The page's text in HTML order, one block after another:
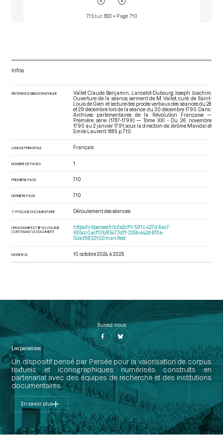
715 sur 800 • Page 710
Infos
RÉFÉRENCE BIBLIOGRAPHIQUE
Vallet Claude Benjamin, Lancelot-Dubourg Joseph Joachim.
Ouverture de la séance, serment de M. Vallet, curé de Saint-
Louis de Gien et lecture des procès verbaux des séances du 28
et 29 décembre lors de la séance du 30 décembre 1790. Dans :
Archives parlementaires de la Révolution Française —
Première série (1787-1799) — Tome XXI - Du 26 novembre
1790 au 2 janvier 1791 , sous la direction de Jérôme Mavidal et
Emile Laurent. 1885. p. 710.
LANGUE PRINCIPALE Français
NOMBRE DE PAGES 1
PREMIÈRE PAGE 710
DERNIÈRE PAGE 710
TYPOLOGIE DOCUMENTAIRE Déroulement des séances
URI DU MANIFEST IIIF DU VOLUME
CONTENANT LE DOCUMENT
https://iiif.persee.fr/b0e2cf11-597c-427d-8ac7-
68bcc0acf13b/85473df1-325b-442d-8f3a-
74bcf9832102/manifest
MODIFIÉ LE 10 octobre 2024 à 23:25
Suivez-nous
Les perséides
Un dispositif pensé par Persée pour la valorisation de corpus
textuels et iconographiques numérisés construits en
partenariat avec des équipes de recherche et des institutions
documentaires.
En savoir plus